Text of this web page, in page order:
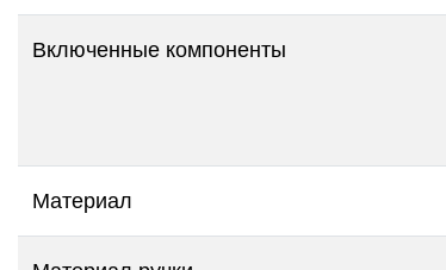
Включенные компоненты
Материал